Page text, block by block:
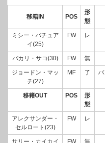
移籍IN POS
形
態
ミシー・バチュア
イ(25)
FW レ
バカリ・サコ(30) FW 無
ジョードン・マッ
チ(27)
MF 了
バ
移籍OUT POS
形
態
アレクサンダー・
セルロート(23)
FW レ